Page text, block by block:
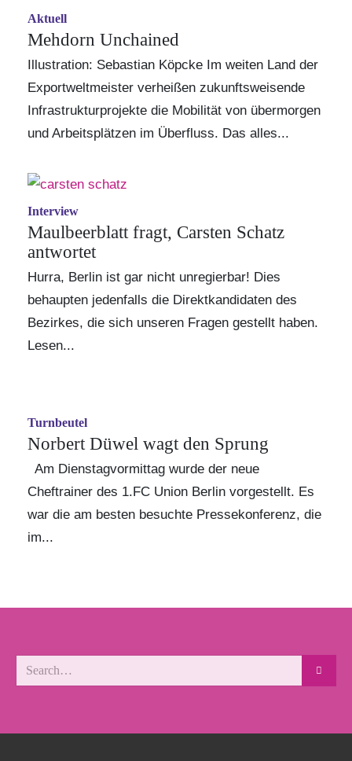
Aktuell
Mehdorn Unchained
Illustration: Sebastian Köpcke Im weiten Land der
Exportweltmeister verheißen zukunftsweisende
Infrastrukturprojekte die Mobilität von übermorgen
und Arbeitsplätzen im Überfluss. Das alles...
Interview
Maulbeerblatt fragt, Carsten Schatz
antwortet
Hurra, Berlin ist gar nicht unregierbar! Dies
behaupten jedenfalls die Direktkandidaten des
Bezirkes, die sich unseren Fragen gestellt haben.
Lesen...
Turnbeutel
Norbert Düwel wagt den Sprung
Am Dienstagvormittag wurde der neue
Cheftrainer des 1.FC Union Berlin vorgestellt. Es
war die am besten besuchte Pressekonferenz, die
im...